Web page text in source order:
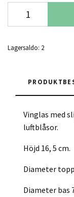
Lagersaldo: 2
Vinglas med
luftblåsor.
Höjd 16, 5 cm.
Diameter topp
Diameter bas